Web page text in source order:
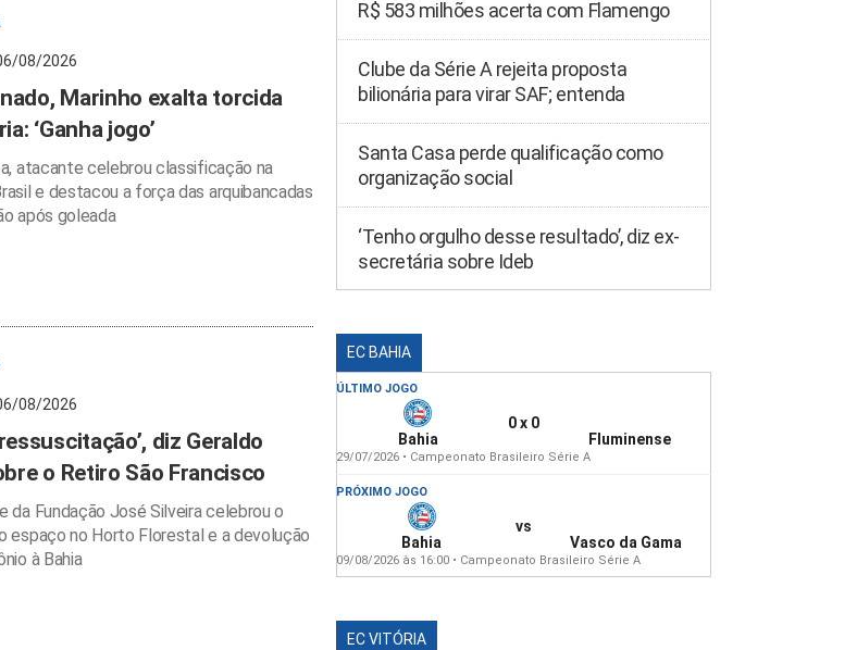
08/2026
Marinho exalta torcida
‘Ganha jogo’
atacante celebrou classificação na
e destacou a força das arquibancadas
após goleada
08/2026
diz Geraldo
o Retiro São Francisco
da Fundação José Silveira celebrou o
espaço no Horto Florestal e a devolução
à Bahia
R$ 583 milhões acerta com Flamengo
Clube da Série A rejeita proposta
bilionária para virar SAF; entenda
Santa Casa perde qualificação como
organização social
‘Tenho orgulho desse resultado’, diz ex-
secretária sobre Ideb
EC BAHIA
ÚLTIMO JOGO
Bahia
0 x 0
Fluminense
29/07/2026 • Campeonato Brasileiro Série A
PRÓXIMO JOGO
Bahia
vs
Vasco da Gama
09/08/2026 às 16:00 • Campeonato Brasileiro Série A
EC VITÓRIA